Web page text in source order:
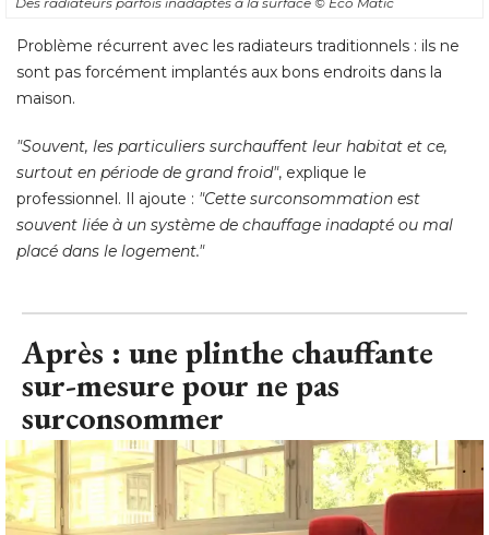
Problème récurrent avec les radiateurs traditionnels : ils ne
sont pas forcément implantés aux bons endroits dans la
maison.
"Souvent, les particuliers surchauffent leur habitat et ce,
surtout en période de grand froid", explique le
professionnel. Il ajoute : "Cette surconsommation est
souvent liée à un système de chauffage inadapté ou mal
placé dans le logement."
Après : une plinthe chauffante
sur-mesure pour ne pas
surconsommer